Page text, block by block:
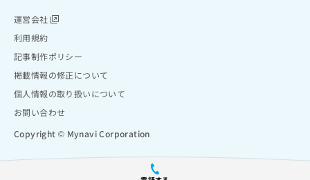
運営会社
利用規約
記事制作ポリシー
掲載情報の修正について
個人情報の取り扱いについて
お問い合わせ
Copyright © Mynavi Corporation